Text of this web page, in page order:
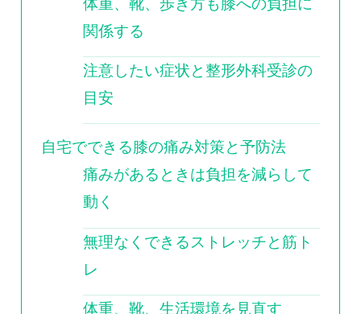
関係する
注意したい症状と整形外科受診の
目安
自宅でできる膝の痛み対策と予防法
痛みがあるときは負担を減らして
動く
無理なくできるストレッチと筋ト
レ
体重、靴、生活環境を見直す